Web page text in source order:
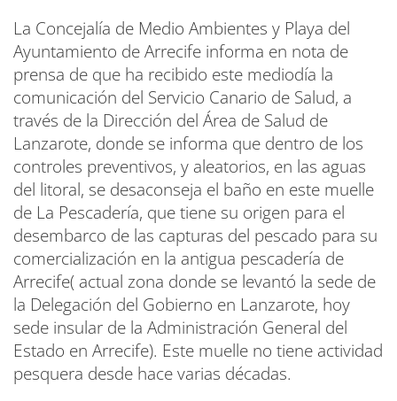
La Concejalía de Medio Ambientes y Playa del
Ayuntamiento de Arrecife informa en nota de
prensa de que ha recibido este mediodía la
comunicación del Servicio Canario de Salud, a
través de la Dirección del Área de Salud de
Lanzarote, donde se informa que dentro de los
controles preventivos, y aleatorios, en las aguas
del litoral, se desaconseja el baño en este muelle
de La Pescadería, que tiene su origen para el
desembarco de las capturas del pescado para su
comercialización en la antigua pescadería de
Arrecife( actual zona donde se levantó la sede de
la Delegación del Gobierno en Lanzarote, hoy
sede insular de la Administración General del
Estado en Arrecife). Este muelle no tiene actividad
pesquera desde hace varias décadas.